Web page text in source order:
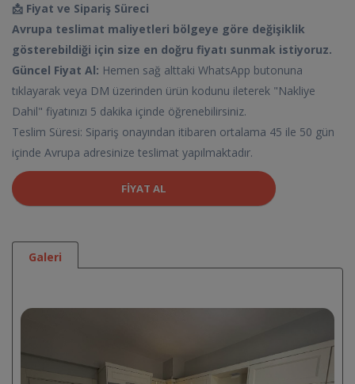
📩 Fiyat ve Sipariş Süreci
Avrupa teslimat maliyetleri bölgeye göre değişiklik
gösterebildiği için size en doğru fiyatı sunmak istiyoruz.
Güncel Fiyat Al: Hemen sağ alttaki WhatsApp butonuna
tıklayarak veya DM üzerinden ürün kodunu ileterek "Nakliye
Dahil" fiyatınızı 5 dakika içinde öğrenebilirsiniz.
Teslim Süresi: Sipariş onayından itibaren ortalama 45 ile 50 gün
içinde Avrupa adresinize teslimat yapılmaktadır.
FIYAT AL
Galeri